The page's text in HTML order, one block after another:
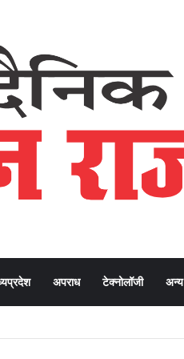
अपराध टेक्नोलॉजी अन्य